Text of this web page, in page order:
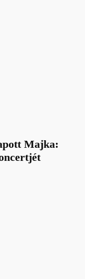
Majka: